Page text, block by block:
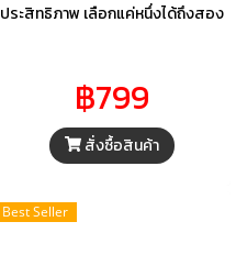
ประสิทธิภาพ เลือกแค่หนึ่งได้ถึงสอง
มีให้เลือกหลากหลาย ผ่านการรับรอง
มาตรฐาน มอก. และฉลากประหยัด
ไฟเบอร์ 5 จากการไฟฟ้าฝ่ายผลิต
฿799
สั่งซื้อสินค้า
Best Seller